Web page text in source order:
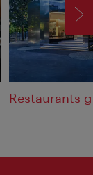
Restaurants